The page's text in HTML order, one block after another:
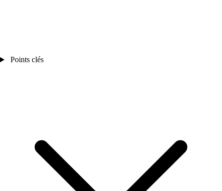
Points clés